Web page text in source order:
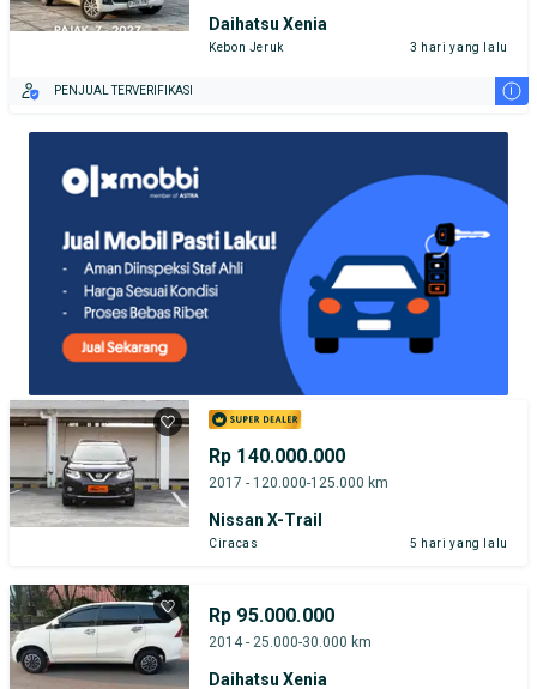
Daihatsu Xenia
Kebon Jeruk 3 hari yang lalu
PENJUAL TERVERIFIKASI i
Rp 140.000.000
2017 - 120.000-125.000 km
Nissan X-Trail
Ciracas 5 hari yang lalu
Rp 95.000.000
2014 - 25.000-30.000 km
Daihatsu Xenia